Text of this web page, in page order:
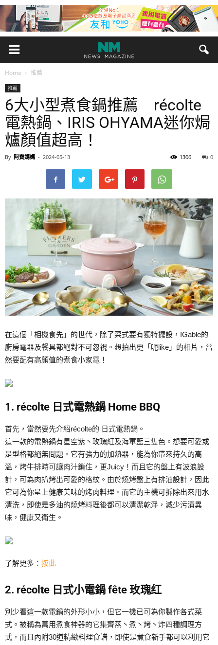
Home 推薦
推薦
6大小型煮食鍋推薦 récolte
電熱鍋、IRIS OHYAMA迷你焗
爐顏值超高！
By 阿寶媽媽 - 2024-05-13 0
1306
在這個「相機食先」的世代，除了菜式要有獨特擺設，IGable的
廚房電器及餐具都絕對不可忽視。想拍出更「呃like」的相片，當
然要配有高顏值的煮食小家電！
1. récolte 日式電熱鍋 Home BBQ
首先，當然要先介紹récolte的 日式電熱鍋。
這一款的電熱鍋有星空紫丶玫瑰紅及海軍藍三隻色。想要可愛或
是型格都絕無問題。它有強力的加熱器，能為你帶來持久的高
溫，烤牛排時可讓肉汁鎖住，更Juicy！而且它的盤上有波浪設
計，可為肉扒烤出可愛的格紋。由於燒烤盤上有排油設計，因此
它可為你呈上健康美味的烤肉料理。而它的主機可拆除出來用水
清洗，即使是多油的燒烤料理後都可以清潔乾淨，減少污漬異
味，健康又衛生。
了解更多： 按此
2. récolte 日式小電鍋 fête 玫瑰红
別少看這一款電鍋的外形小小，但它一機已可為你製作各式菜
式。被稱為萬用煮食神器的它集齊蒸丶煮丶烤丶炸四種調理方
式，而且內附30道精緻料理食譜，即使是煮食新手都可以利用它